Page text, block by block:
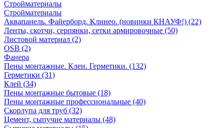
Стройматериалы
Стройматериалы
Аквапанель. Файерборд. Клинео. (новинки КНАУФ!) (22)
Ленты, скотчи, серпянки, сетки армировочные (50)
Листовой материал (2)
OSB (2)
Фанера
Пены монтажные. Клеи. Герметики. (132)
Герметики (31)
Клей (34)
Пены монтажные бытовые (18)
Пены монтажные профессиональные (40)
Скорлупа для труб (32)
Цемент, сыпучие материалы (48)